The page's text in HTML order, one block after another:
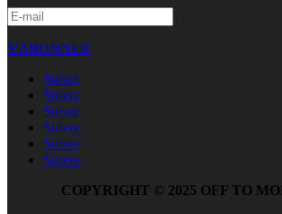
S'ABONNER
Suivre
Suivre
Suivre
Suivre
Suivre
Suivre
COPYRIGHT © 2025 OFF TO